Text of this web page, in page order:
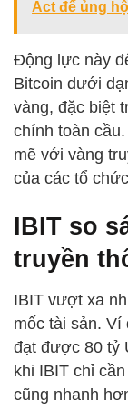
Act để ủng
Động lực này
Bitcoin dưới
vàng, đặc biệt
chính toàn
mẽ với vàng
của các tổ
IBIT so
truyền
IBIT vượt xa
mốc tài sản. Ví
đạt được 80 tỷ
khi IBIT chỉ
cũng nhanh